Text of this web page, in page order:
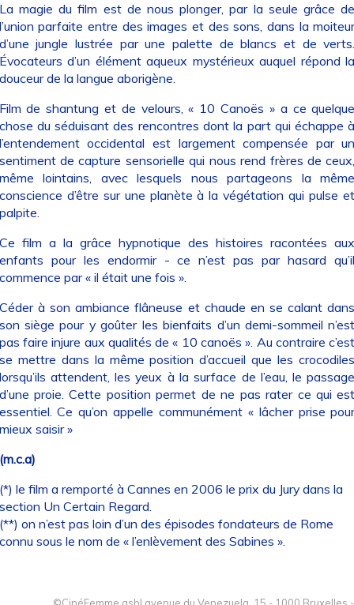
magie du film est de nous plonger, par la seule grâce
parfaite entre des images et des sons, dans la
jungle lustrée par une palette de blancs et de
d’un élément aqueux mystérieux auquel répond
de la langue aborigène.
de shantung et de velours, « 10 Canoës » a ce
du séduisant des rencontres dont la part qui échappe
occidental est largement compensée par
de capture sensorielle qui nous rend frères de
lointains, avec lesquels nous partageons la
d’être sur une planète à la végétation qui pulse
film a la grâce hypnotique des histoires racontées
pour les endormir - ce n’est pas par hasard
par « il était une fois ».
à son ambiance flâneuse et chaude en se calant
siège pour y goûter les bienfaits d’un demi-sommeil
faire injure aux qualités de « 10 canoës ». Au contraire
mettre dans la même position d’accueil que les
attendent, les yeux à la surface de l’eau, le
proie. Cette position permet de ne pas rater ce qui
Ce qu’on appelle communément « lâcher prise
saisir »
le film a remporté à Cannes en 2006 le prix du Jury dans la
Un Certain Regard.
on n’est pas loin d’un des épisodes fondateurs de Rome
sous le nom de « l’enlèvement des Sabines ».